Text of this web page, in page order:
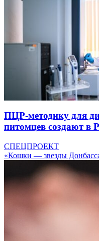
ПЦР-методику для
питомцев создают в
СПЕЦПРОЕКТ
«Кошки — звезды